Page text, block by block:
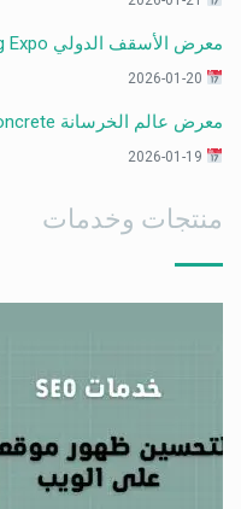
معرض الأسقف الدولي International Roofing Expo
معرض عالم الخرسانة World of Concrete
منتجات وخدمات